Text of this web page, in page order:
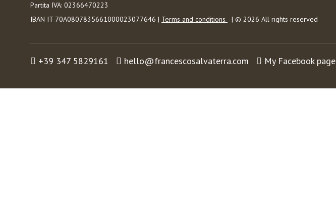
Partita IVA: 02366470223
IBAN IT 70A0807835661000023077646 | Terms and conditions | © 2026 All rights reserved
+39 347 5829161 hello@francescosalvaterra.com My Facebook page